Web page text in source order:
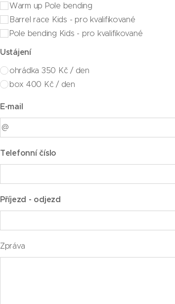
Warm up Pole bending
Barrel race Kids - pro kvalifikované
Pole bending Kids - pro kvalifikované
Ustájení
ohrádka 350 Kč / den
box 400 Kč / den
E-mail
Telefonní číslo
Příjezd - odjezd
Zpráva